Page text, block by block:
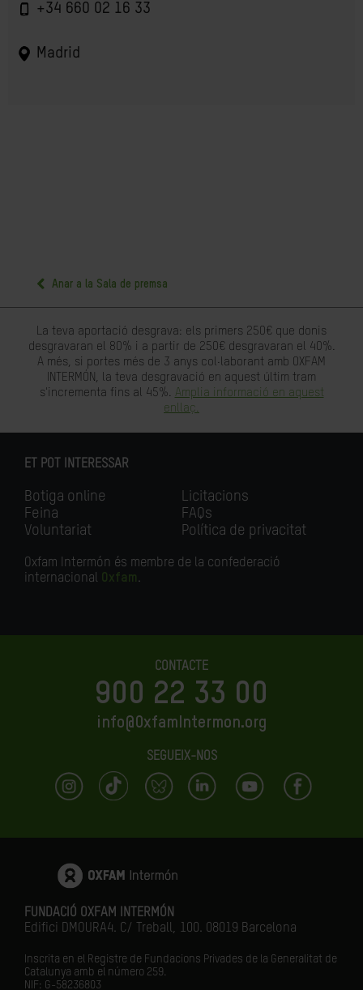
+34 660 02 16 33
Madrid
Anar a la Sala de premsa
La teva aportació desgrava: els primers 250€ que donis
desgravaran el 80% i a partir de 250€ desgravaran el 40%.
A més, si portes més de 3 anys col·laborant amb OXFAM
INTERMÓN, la teva desgravació en aquest últim tram
s'incrementa fins al 45%. Amplia informació en aquest
enllaç.
ET POT INTERESSAR
Botiga online
Feina
Voluntariat
Licitacions
FAQs
Política de privacitat
Oxfam Intermón és membre de la confederació
internacional Oxfam.
CONTACTE
900 22 33 00
info@OxfamIntermon.org
SEGUEIX-NOS
FUNDACIÓ OXFAM INTERMÓN
Edifici DMOURA4. C/ Treball, 100. 08019 Barcelona
Inscrita en el Registre de Fundacions Privades de la Generalitat de
Catalunya amb el número 259.
NIF: G-58236803